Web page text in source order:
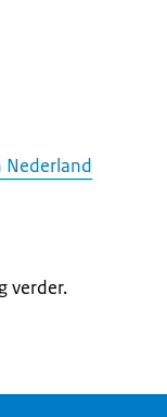
Nederland
verder.